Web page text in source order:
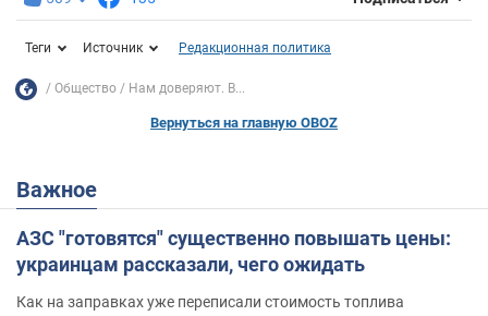
Теги Источник Редакционная политика
Общество Нам доверяют. В...
Вернуться на главную OBOZ
Важное
АЗС "готовятся" существенно повышать цены:
украинцам рассказали, чего ожидать
Как на заправках уже переписали стоимость топлива